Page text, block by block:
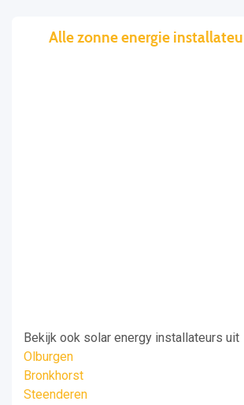
Alle zonne energie
Bekijk ook solar energy installateurs uit
Olburgen
Bronkhorst
Steenderen